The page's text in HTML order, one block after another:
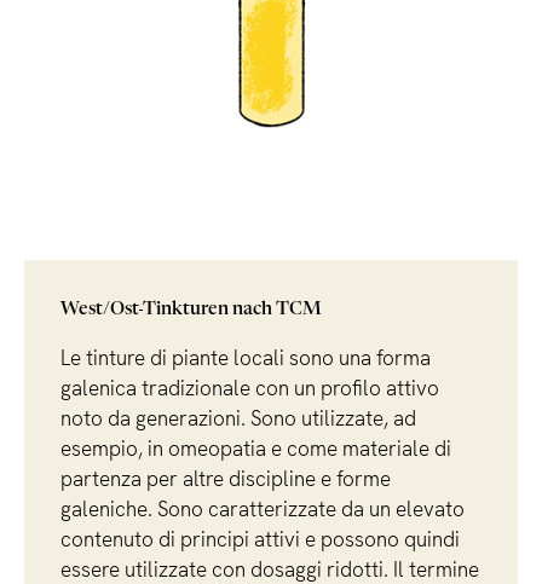
West/Ost-Tinkturen nach TCM
Le tinture di piante locali sono una forma
galenica tradizionale con un profilo attivo
noto da generazioni. Sono utilizzate, ad
esempio, in omeopatia e come materiale di
partenza per altre discipline e forme
galeniche. Sono caratterizzate da un elevato
contenuto di principi attivi e possono quindi
essere utilizzate con dosaggi ridotti. Il termine